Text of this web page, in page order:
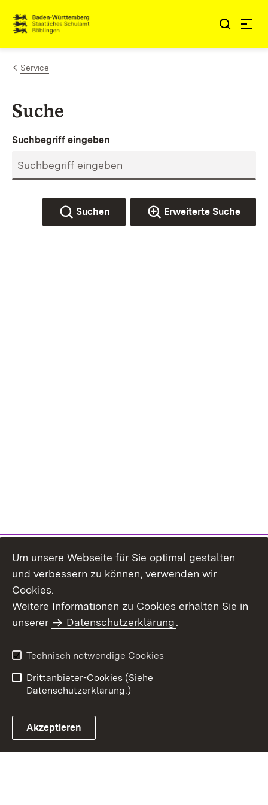
Zum Inhalt springen
Link zur Startseite
Service
Suche
Suchbegriff eingeben
Suchen Erweiterte Suche
Benutzungshinweise
Erklärung zur
Um unsere Webseite für Sie optimal gestalten
und verbessern zu können, verwenden wir
Cookies.
Weitere Informationen zu Cookies erhalten Sie in
unserer
Datenschutzerklärung.
Technisch notwendige Cookies
Drittanbieter-Cookies (Siehe
Datenschutzerklärung.)
Akzeptieren